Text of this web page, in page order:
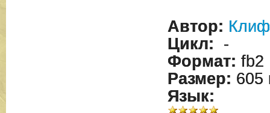
Автор:
Цикл: -
Формат: fb2
Размер: 605
Язык: